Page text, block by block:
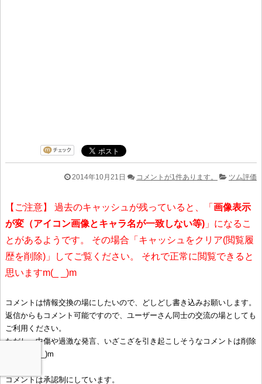
2014年10月21日 コメントが1件あります。 ツム評価
【ご注意】 過去のキャッシュが残っていると、「 画像表示
が変（アイコン画像とキャラ名が一致しない等) 」になるこ
とがあるようです。 その場合「キャッシュをクリア(閲覧履
歴を削除)」してご覧ください。 それで正常に閲覧できると
思いますm(_ _)m
コメントは情報交換の場にしたいので、どしどし書き込みお願いします。
返信からもコメント可能ですので、ユーザーさん同士の交流の場としても
ご利用ください。
ただし、中傷や過激な発言、いざこざを引き起こしそうなコメントは削除
しますm(__)m
コメントは承認制にしています。